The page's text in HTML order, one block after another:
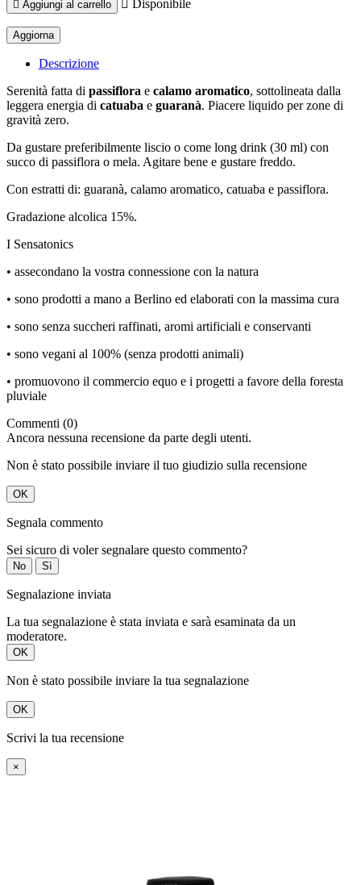
 Aggiungi al carrello Disponibile
Descrizione
Serenità fatta di passiflora e calamo aromatico, sottolineata dalla
leggera energia di catuaba e guaranà. Piacere liquido per zone di
gravità zero.
Da gustare preferibilmente liscio o come long drink (30 ml) con
succo di passiflora o mela. Agitare bene e gustare freddo.
Con estratti di: guaranà, calamo aromatico, catuaba e passiflora.
Gradazione alcolica 15%.
I Sensatonics
• assecondano la vostra connessione con la natura
• sono prodotti a mano a Berlino ed elaborati con la massima cura
• sono senza succheri raffinati, aromi artificiali e conservanti
• sono vegani al 100% (senza prodotti animali)
• promuovono il commercio equo e i progetti a favore della foresta
pluviale
Commenti (0)
Ancora nessuna recensione da parte degli utenti.
Non è stato possibile inviare il tuo giudizio sulla recensione
OK
Segnala commento
Sei sicuro di voler segnalare questo commento?
No Sì
Segnalazione inviata
La tua segnalazione è stata inviata e sarà esaminata da un
moderatore.
OK
Non è stato possibile inviare la tua segnalazione
OK
Scrivi la tua recensione
×